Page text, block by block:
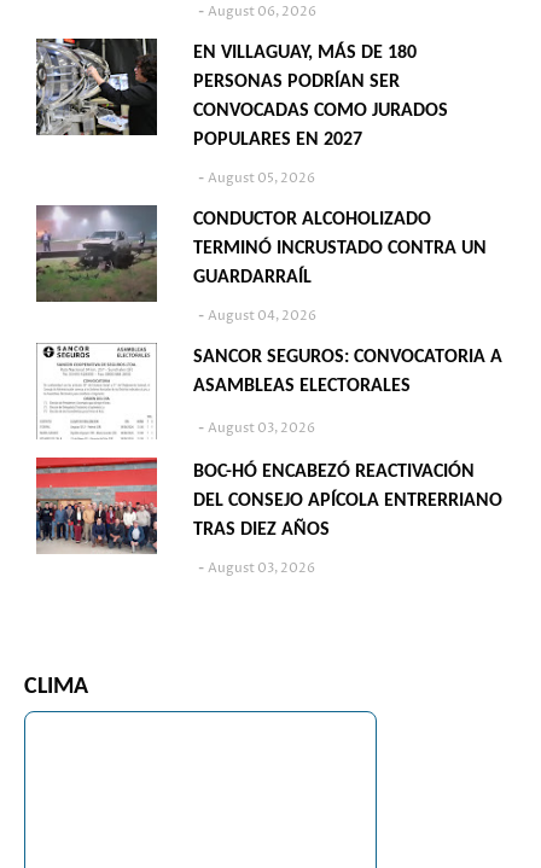
August 06, 2026
EN VILLAGUAY, MÁS DE 180
PERSONAS PODRÍAN SER
CONVOCADAS COMO JURADOS
POPULARES EN 2027
August 05, 2026
CONDUCTOR ALCOHOLIZADO
TERMINÓ INCRUSTADO CONTRA UN
GUARDARRAÍL
August 04, 2026
SANCOR SEGUROS: CONVOCATORIA A
ASAMBLEAS ELECTORALES
August 03, 2026
BOC-HÓ ENCABEZÓ REACTIVACIÓN
DEL CONSEJO APÍCOLA ENTRERRIANO
TRAS DIEZ AÑOS
August 03, 2026
CLIMA